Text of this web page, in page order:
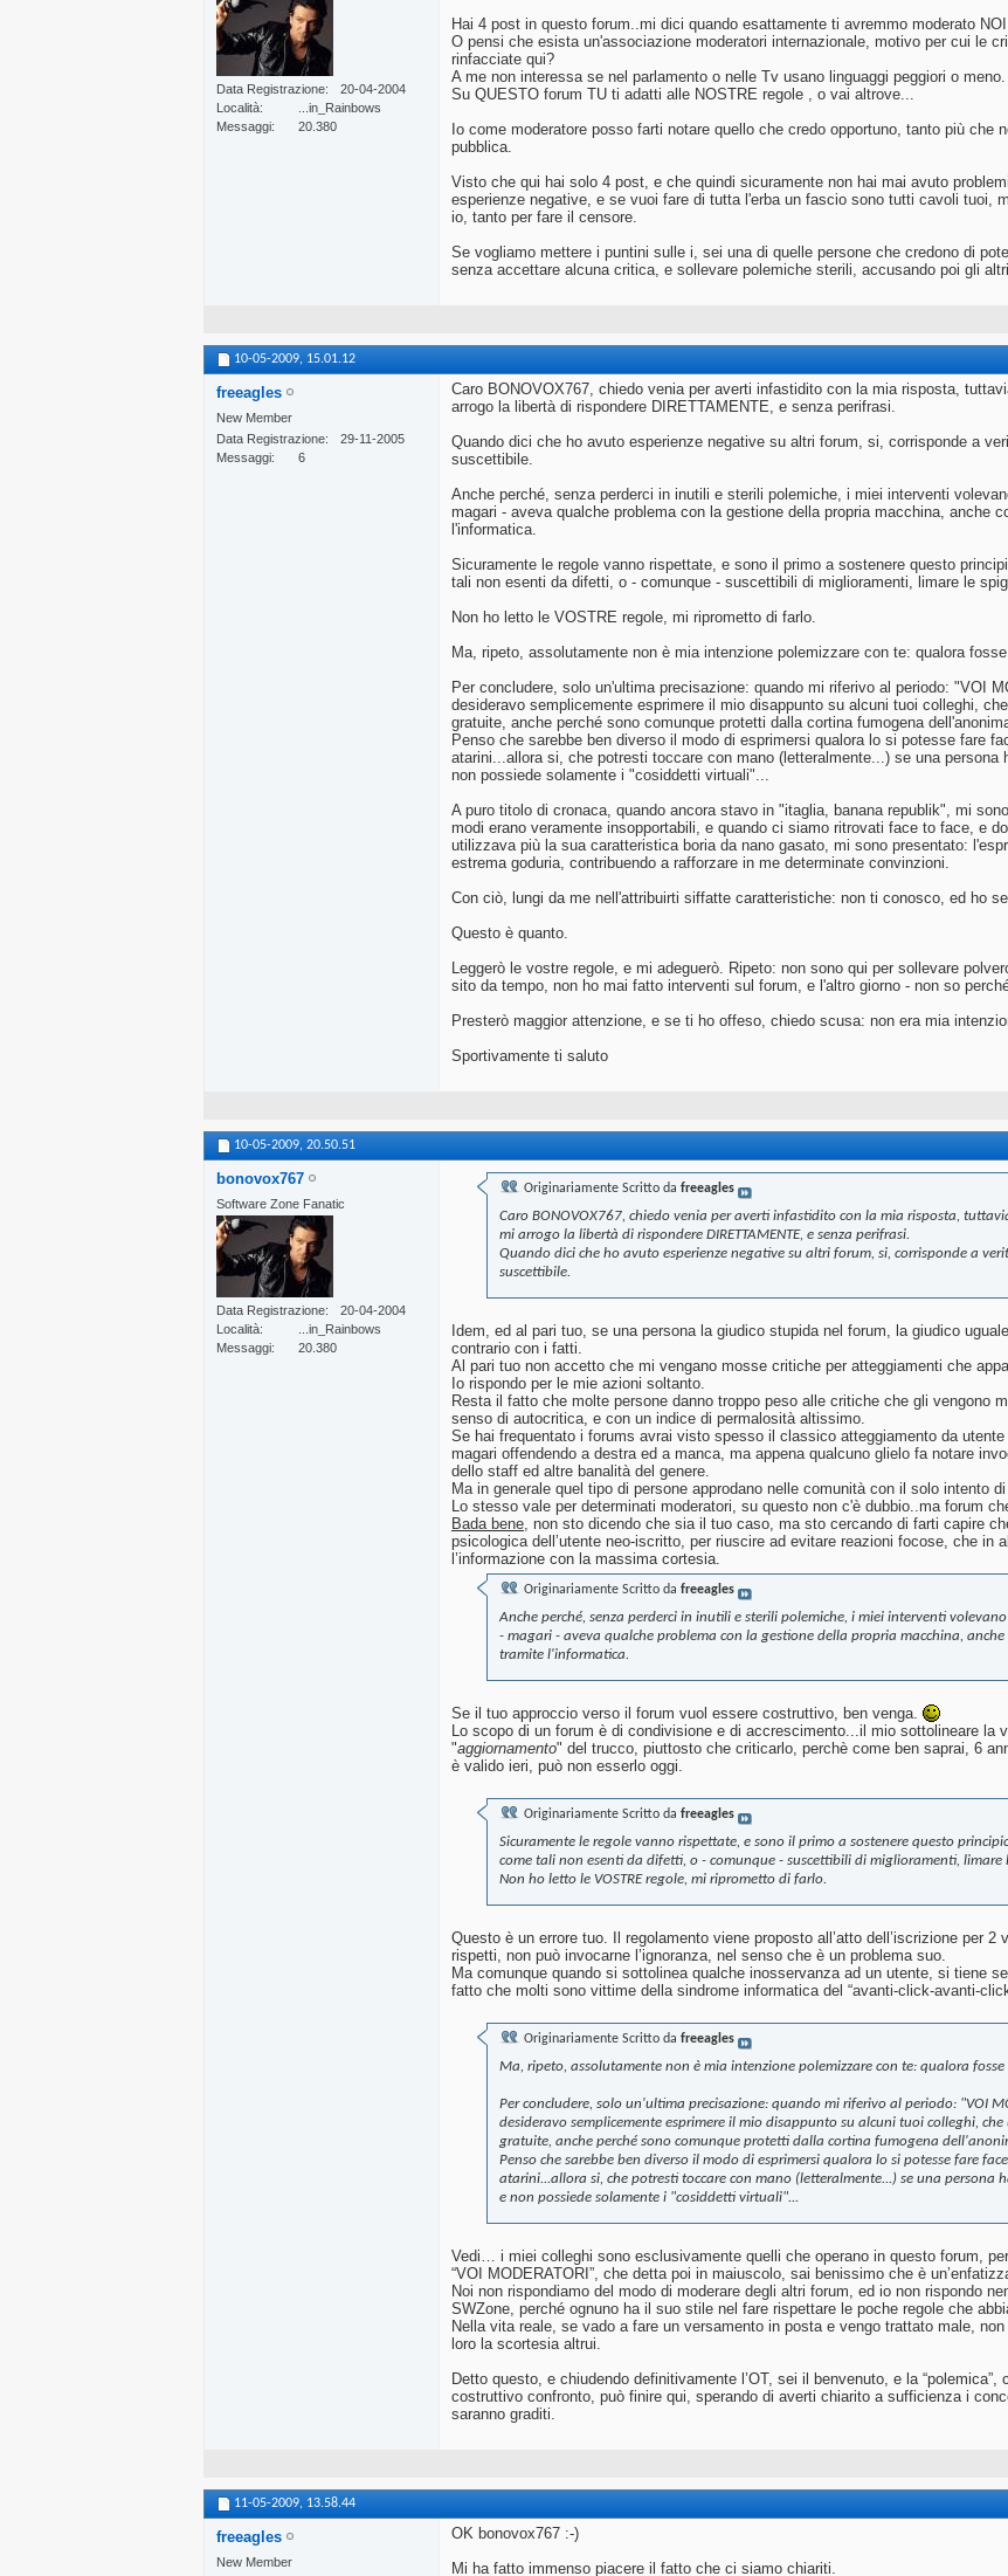
Data Registrazione
20-04-2004
Località
...in_Rainbows
Messaggi
20.380
Hai 4 post in questo forum..mi dici quando esattamente ti avremmo moderato
O pensi che esista un'associazione moderatori internazionale, motivo per cui le
rinfacciate qui?
A me non interessa se nel parlamento o nelle Tv usano linguaggi peggiori o meno.
Su QUESTO forum TU ti adatti alle NOSTRE regole , o vai altrove...
Io come moderatore posso farti notare quello che credo opportuno, tanto più
pubblica.
Visto che qui hai solo 4 post, e che quindi sicuramente non hai mai avuto
esperienze negative, e se vuoi fare di tutta l'erba un fascio sono tutti cavoli tuoi,
io, tanto per fare il censore.
Se vogliamo mettere i puntini sulle i, sei una di quelle persone che credono di
senza accettare alcuna critica, e sollevare polemiche sterili, accusando poi gli
10-05-2009, 15.01.12
freeagles
New Member
Data Registrazione
29-11-2005
Messaggi
6
Caro BONOVOX767, chiedo venia per averti infastidito con la mia risposta,
arrogo la libertà di rispondere DIRETTAMENTE, e senza perifrasi.
Quando dici che ho avuto esperienze negative su altri forum, si, corrisponde a
suscettibile.
Anche perché, senza perderci in inutili e sterili polemiche, i miei interventi
magari - aveva qualche problema con la gestione della propria macchina, anche
l'informatica.
Sicuramente le regole vanno rispettate, e sono il primo a sostenere questo
tali non esenti da difetti, o - comunque - suscettibili di miglioramenti, limare le
Non ho letto le VOSTRE regole, mi riprometto di farlo.
Ma, ripeto, assolutamente non è mia intenzione polemizzare con te: qualora
Per concludere, solo un'ultima precisazione: quando mi riferivo al periodo: "VOI
desideravo semplicemente esprimere il mio disappunto su alcuni tuoi colleghi,
gratuite, anche perché sono comunque protetti dalla cortina fumogena
Penso che sarebbe ben diverso il modo di esprimersi qualora lo si potesse fare
atarini...allora si, che potresti toccare con mano (letteralmente...) se una
non possiede solamente i "cosiddetti virtuali"...
A puro titolo di cronaca, quando ancora stavo in "itaglia, banana republik", mi
modi erano veramente insopportabili, e quando ci siamo ritrovati face to face, e
utilizzava più la sua caratteristica boria da nano gasato, mi sono presentato:
estrema goduria, contribuendo a rafforzare in me determinate convinzioni.
Con ciò, lungi da me nell'attribuirti siffatte caratteristiche: non ti conosco, ed ho
Questo è quanto.
Leggerò le vostre regole, e mi adeguerò. Ripeto: non sono qui per sollevare
sito da tempo, non ho mai fatto interventi sul forum, e l'altro giorno - non so
Presterò maggior attenzione, e se ti ho offeso, chiedo scusa: non era mia
Sportivamente ti saluto
10-05-2009, 20.50.51
bonovox767
Software Zone Fanatic
Data Registrazione
20-04-2004
Località
...in_Rainbows
Messaggi
20.380
Originariamente Scritto da freeagles
Caro BONOVOX767, chiedo venia per averti infastidito con la mia risposta,
mi arrogo la libertà di rispondere DIRETTAMENTE, e senza perifrasi.
Quando dici che ho avuto esperienze negative su altri forum, si, corrisponde a
suscettibile.
Idem, ed al pari tuo, se una persona la giudico stupida nel forum, la giudico
contrario con i fatti.
Al pari tuo non accetto che mi vengano mosse critiche per atteggiamenti che
Io rispondo per le mie azioni soltanto.
Resta il fatto che molte persone danno troppo peso alle critiche che gli vengono
senso di autocritica, e con un indice di permalosità altissimo.
Se hai frequentato i forums avrai visto spesso il classico atteggiamento da
magari offendendo a destra ed a manca, ma appena qualcuno glielo fa notare
dello staff ed altre banalità del genere.
Ma in generale quel tipo di persone approdano nelle comunità con il solo intento
Lo stesso vale per determinati moderatori, su questo non c'è dubbio..ma forum
Bada bene, non sto dicendo che sia il tuo caso, ma sto cercando di farti capire
psicologica dell’utente neo-iscritto, per riuscire ad evitare reazioni focose, che in
l’informazione con la massima cortesia.
Originariamente Scritto da freeagles
Anche perché, senza perderci in inutili e sterili polemiche, i miei interventi
- magari - aveva qualche problema con la gestione della propria macchina,
tramite l'informatica.
Se il tuo approccio verso il forum vuol essere costruttivo, ben venga.
Lo scopo di un forum è di condivisione e di accrescimento...il mio sottolineare la
"aggiornamento" del trucco, piuttosto che criticarlo, perchè come ben saprai, 6
è valido ieri, può non esserlo oggi.
Originariamente Scritto da freeagles
Sicuramente le regole vanno rispettate, e sono il primo a sostenere questo
come tali non esenti da difetti, o - comunque - suscettibili di miglioramenti, limare
Non ho letto le VOSTRE regole, mi riprometto di farlo.
Questo è un errore tuo. Il regolamento viene proposto all’atto dell’iscrizione per
rispetti, non può invocarne l’ignoranza, nel senso che è un problema suo.
Ma comunque quando si sottolinea qualche inosservanza ad un utente, si tiene
fatto che molti sono vittime della sindrome informatica del “avanti-click-avanti-
Originariamente Scritto da freeagles
Ma, ripeto, assolutamente non è mia intenzione polemizzare con te: qualora
Per concludere, solo un'ultima precisazione: quando mi riferivo al periodo: "VOI
desideravo semplicemente esprimere il mio disappunto su alcuni tuoi colleghi,
gratuite, anche perché sono comunque protetti dalla cortina fumogena
Penso che sarebbe ben diverso il modo di esprimersi qualora lo si potesse fare
atarini...allora si, che potresti toccare con mano (letteralmente...) se una persona
e non possiede solamente i "cosiddetti virtuali"...
Vedi… i miei colleghi sono esclusivamente quelli che operano in questo forum,
“VOI MODERATORI”, che detta poi in maiuscolo, sai benissimo che è
Noi non rispondiamo del modo di moderare degli altri forum, ed io non rispondo
SWZone, perché ognuno ha il suo stile nel fare rispettare le poche regole che
Nella vita reale, se vado a fare un versamento in posta e vengo trattato male,
loro la scortesia altrui.
Detto questo, e chiudendo definitivamente l’OT, sei il benvenuto, e la
costruttivo confronto, può finire qui, sperando di averti chiarito a sufficienza i
saranno graditi.
11-05-2009, 13.58.44
freeagles
New Member
OK bonovox767 :-)
Mi ha fatto immenso piacere il fatto che ci siamo chiariti.